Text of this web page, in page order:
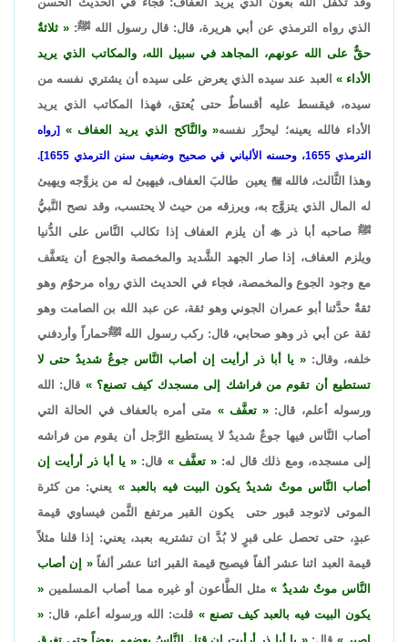
الذي رواه الترمذي عن أبي هريرة، قال: قال رسول الله ﷺ:
ثلاثةٌ
حقٌّ على الله عونهم، المجاهد في سبيل الله، والمكاتب الذي يريد
الأداء
العبد عند سيده الذي يعرض على سيده أن يشتري نفسه من
سيده، فيقسط عليه أقساطٌ حتى يُعتق، فهذا المكاتب الذي يريد
الأداء فالله يعينه؛ ليحرِّر نفسه
والنَّاكح الذي يريد العفاف
[رواه
الترمذي 1655، وحسنه الألباني في صحيح وضعيف سنن الترمذي 1655].
وهذا الثَّالث، فالله يعين طالبَ العفاف، فيهيئ له من يزوِّجه ويهيئ
له المال الذي يتزوَّج به، ويرزقه من حيث لا يحتسب، وقد نصح النَّبيُّ
ﷺ صاحبه أبا ذرأن يلزم العفاف إذا تكالب النَّاس على الدُّنيا
ويلزم العفاف، إذا صار الجهد الشَّديد والمخمصة والجوع أن يتعفَّف
مع وجود الجوع والمخمصة، فجاء في الحديث الذي رواه مرحوٌم وهو
ثقةٌ حدَّثنا أبو عمران الجوني وهو ثقة، عن عبد الله بن الصامت وهو
ثقة عن أبي ذر وهو صحابي، قال: ركب رسول الله ﷺحماراً وأردفني
خلفه، وقال:
يا أبا ذر أرأيت إن أصاب النَّاس جوعٌ شديدٌ حتى لا
تستطيع أن تقوم من فراشك إلى مسجدك كيف تصنع؟
قال: الله
ورسوله أعلم، قال:
تعفَّف
متى أمره بالعفاف في الحالة التي
أصاب النَّاس فيها جوعٌ شديدٌ لا يستطيع الرَّجل أن يقوم من فراشه
إلى مسجده، ومع ذلك قال له:
تعفَّف قال:
يا أبا ذر أرأيت إن
أصاب النَّاس موتٌ شديدٌ يكون البيت فيه بالعبد
يعني: من كثرة
الموتى لاتوجد قبور حتى يكون القبر مرتفع الثَّمن فيساوي قيمة
عبدٍ، حتى تحصل على قبرٍ لا بُدَّ ان تشتريه بعبد، يعني: إذا قلنا مثلاً
قيمة العبد اثنا عشر ألفاً فيصبح قيمة القبر اثنا عشر ألفاً
إن أصاب
النَّاس موتٌ شديدٌ
مثل الطَّاعون أو غيره مما أصاب المسلمين
يكون البيت فيه بالعبد كيف تصنع
قلت: الله ورسوله أعلم، قال: